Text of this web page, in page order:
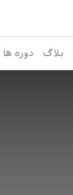
بلاگ دوره ها